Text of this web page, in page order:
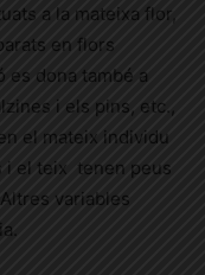
a la mateixa flor,
en flors
es dona també a
i els pins, etc.,
el mateix individu
i el teix tenen peus
variables